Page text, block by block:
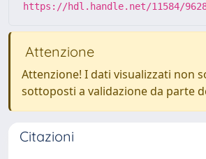
https://hdl.handle.net/11584/
Attenzione
Attenzione! I dati visualizzati non
sottoposti a validazione da parte
Citazioni